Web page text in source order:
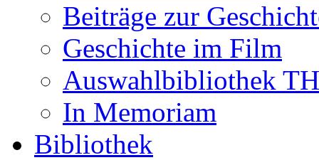
Beiträge zur
Geschichte im Film
Auswahlbibliothek
In Memoriam
Bibliothek